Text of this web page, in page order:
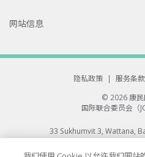
网站信息
隐私政策 | 服务条款
© 2026 康民
国际联合委员会（
33 Sukhumvit 3, Wattana,
All rights